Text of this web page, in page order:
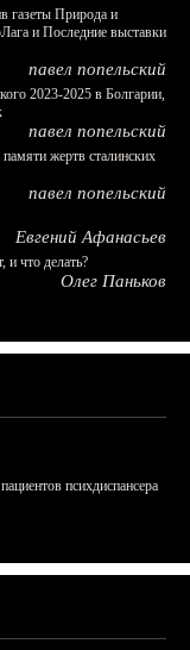
газеты Природа и
и Последние выставки
павел попельский
2023-2025 в Болгарии,
павел попельский
жертв сталинских
павел попельский
Евгений Афанасьев
и что делать?
Олег Паньков
психдиспансера